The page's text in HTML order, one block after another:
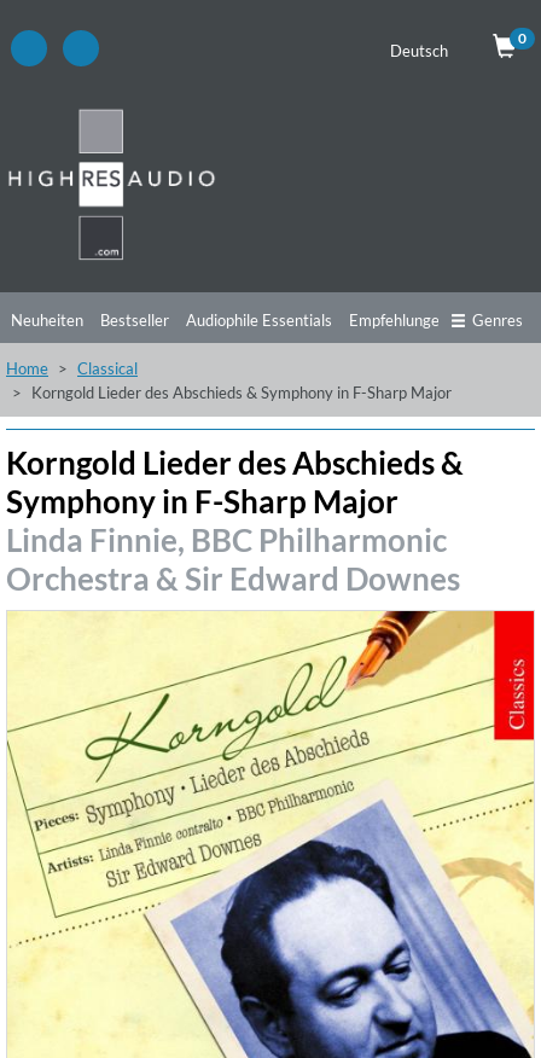
Deutsch
0
Neuheiten Bestseller Audiophile Essentials Empfehlungen
Hörtipps Top Alben
Videos
Genres
Home
Classical
Korngold Lieder des Abschieds & Symphony in F-Sharp Major
Korngold Lieder des Abschieds &
Symphony in F-Sharp Major
Linda Finnie, BBC Philharmonic
Orchestra & Sir Edward Downes